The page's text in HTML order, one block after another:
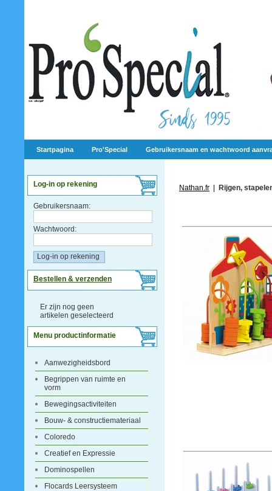
Startpagina Pro'Special Gebruikersnaam en wachtwoord
Log-in op rekening
Gebruikersnaam:
Wachtwoord:
Bestellen & verzenden
Er zijn nog geen
artikelen geselecteerd
Menu productinformatie
Aanwezigheidsbord
Begrippen van ruimte en
vorm
Bewegingsactiviteiten
Bouw- & constructiemateriaal
Coloredo
Creatief en Expressie
Dominospellen
Flocards Leersysteem
Nathan.fr Rijgen,